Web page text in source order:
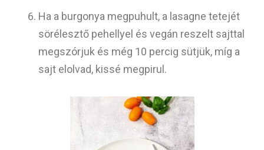
Ha a burgonya megpuhult, a lasagne tetejét
sörélesztő pehellyel és vegán reszelt sajttal
megszórjuk és még 10 percig sütjük, míg a
sajt elolvad, kissé megpirul.